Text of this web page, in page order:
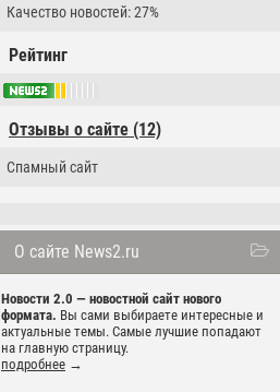
Качество новостей: 27%
Рейтинг
Отзывы о сайте (12)
Спамный сайт
О сайте News2.ru
Новости 2.0 — новостной сайт нового
формата. Вы сами выбираете интересные и
актуальные темы. Самые лучшие попадают
на главную страницу.
подробнее →